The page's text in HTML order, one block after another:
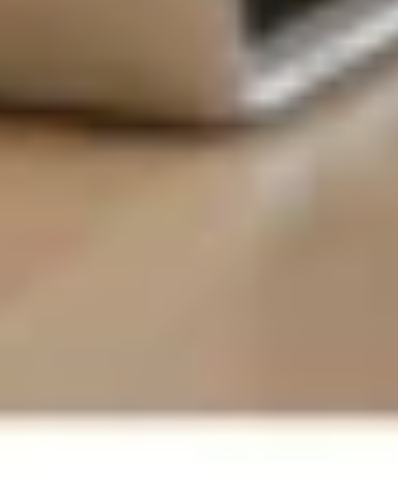
Enregistrer mon nom, mon e-mail et mon site dans